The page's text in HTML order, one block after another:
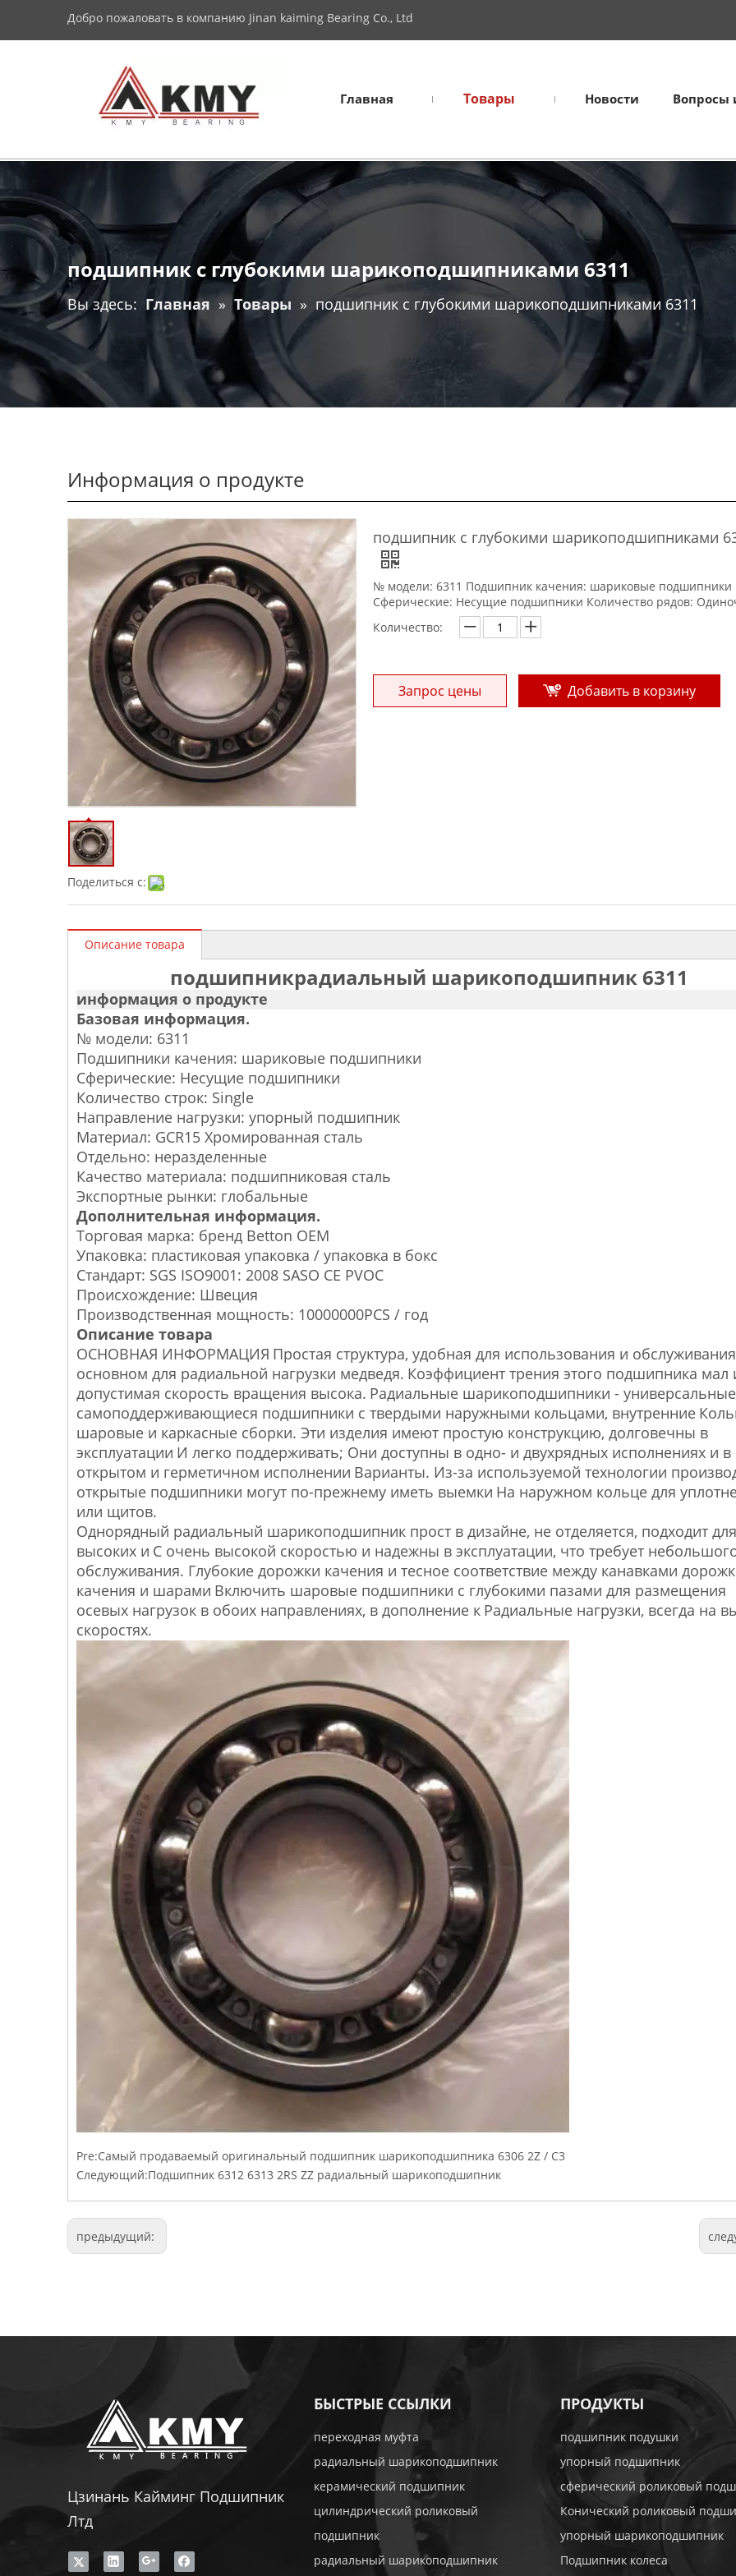
Добро пожаловать в компанию Jinan kaiming Bearing Co., Ltd
Главная Товары Новости Вопросы
подшипник с глубокими шарикоподшипниками 6311
Вы здесь: Главная » Товары » подшипник с глубокими шарикоподшипниками 6311
Информация о продукте
Поделиться с:
подшипник с глубокими шарикоподшипниками
№ модели: 6311 Подшипник качения: шариковые подшипники
Сферические: Несущие подшипники Количество рядов:
Количество:
Запрос цены Добавить в корзину
Описание товара
подшипникрадиальный шарикоподшипник 6311
информация о продукте
Базовая информация.
№ модели: 6311
Подшипники качения: шариковые подшипники
Сферические: Несущие подшипники
Количество строк: Single
Направление нагрузки: упорный подшипник
Материал: GCR15 Хромированная сталь
Отдельно: неразделенные
Качество материала: подшипниковая сталь
Экспортные рынки: глобальные
Дополнительная информация.
Торговая марка: бренд Betton OEM
Упаковка: пластиковая упаковка / упаковка в бокс
Стандарт: SGS ISO9001: 2008 SASO CE PVOC
Происхождение: Швеция
Производственная мощность: 10000000PCS / год
Описание товара
ОСНОВНАЯ ИНФОРМАЦИЯ Простая структура, удобная для использования и
основном для радиальной нагрузки медведя. Коэффициент трения этого подшипника мал
допустимая скорость вращения высока. Радиальные шарикоподшипники -
самоподдерживающиеся подшипники с твердыми наружными кольцами, внутренние
шаровые и каркасные сборки. Эти изделия имеют простую конструкцию, долговечны в
эксплуатации И легко поддерживать; Они доступны в одно- и двухрядных исполнениях и в
открытом и герметичном исполнении Варианты. Из-за используемой технологии
открытые подшипники могут по-прежнему иметь выемки На наружном кольце для
или щитов.
Однорядный радиальный шарикоподшипник прост в дизайне, не отделяется, подходит для
высоких и С очень высокой скоростью и надежны в эксплуатации, что требует
обслуживания. Глубокие дорожки качения и тесное соответствие между канавками
качения и шарами Включить шаровые подшипники с глубокими пазами для размещения
осевых нагрузок в обоих направлениях, в дополнение к Радиальные нагрузки, всегда на
скоростях.
Pre:Самый продаваемый оригинальный подшипник шарикоподшипника 6306 2Z / C3
Следующий:Подшипник 6312 6313 2RS ​​ZZ радиальный шарикоподшипник
предыдущий:
Цзинань Кайминг Подшипник
Лтд
БЫСТРЫЕ ССЫЛКИ
переходная муфта
радиальный шарикоподшипник
керамический подшипник
цилиндрический роликовый
подшипник
радиальный шарикоподшипник
ПРОДУКТЫ
подшипник подушки
упорный подшипник
сферический роликовый
Конический роликовый
упорный шарикоподшипник
Подшипник колеса